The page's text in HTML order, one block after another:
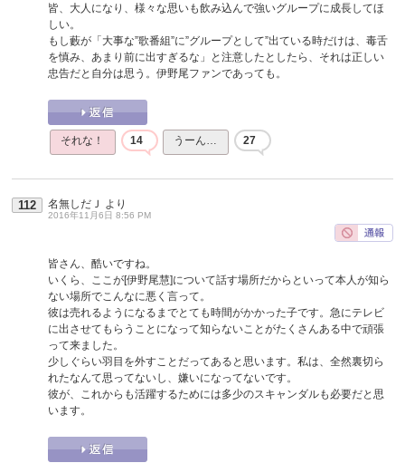
皆、大人になり、様々な思いも飲み込んで強いグループに成長してほ
しい。
もし藪が「大事な”歌番組”に”グループとして”出ている時だけは、毒舌
を慎み、あまり前に出すぎるな」と注意したとしたら、それは正しい
忠告だと自分は思う。伊野尾ファンであっても。
それな！ 14 うーん… 27
112 名無しだＪ より
2016年11月6日 8:56 PM
皆さん、酷いですね。
いくら、ここが[伊野尾慧]について話す場所だからといって本人が知ら
ない場所でこんなに悪く言って。
彼は売れるようになるまでとても時間がかかった子です。急にテレビ
に出させてもらうことになって知らないことがたくさんある中で頑張
って来ました。
少しぐらい羽目を外すことだってあると思います。私は、全然裏切ら
れたなんて思ってないし、嫌いになってないです。
彼が、これからも活躍するためには多少のスキャンダルも必要だと思
います。